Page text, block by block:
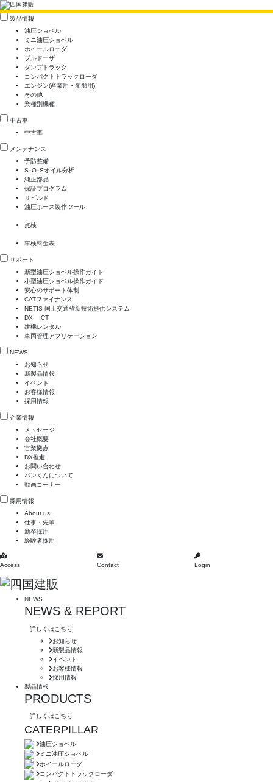
製品情報
油圧ショベル
ミニ油圧ショベル
ホイールローダ
ブルドーザ
ダンプトラック
コンパクトトラックローダ
エンジン(産業用・船舶用)
その他
業種別機種
中古車
中古車
メンテナンス
予防整備
S･O･Sオイル分析
純正部品
保証プログラム
リビルド
油圧ホース製作ツール
点検
車検料金表
サポート
新型油圧ショベル操作ガイド
小型油圧ショベル操作ガイド
安心のサポート体制
CATファイナンス
NETIS 国土交通省新技術提供システム
DX ICT
建機レンタル
車両管理アプリケーション
NEWS
お知らせ
新製品情報
イベント
お客様情報
採用情報
企業情報
メッセージ
会社概要
営業拠点
DX推進
お問い合わせ
パンくんについて
動画コーナー
採用情報
About us
仕事・先輩
新卒採用
経験者採用
Access Contact Login
NEWS
NEWS & REPORT
詳しくはこちら
お知らせ
新製品情報
イベント
お客様情報
採用情報
製品情報
PRODUCTS
詳しくはこちら
CATERPILLAR
油圧ショベル
ミニ油圧ショベル
ホイールローダ
コンパクトトラックローダ